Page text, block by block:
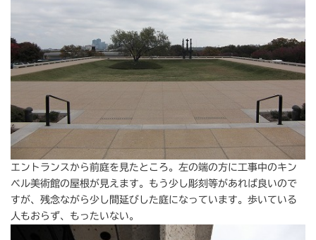
エントランスから前庭を見たところ。左の端の方に工事中のキン
ベル美術館の屋根が見えます。もう少し彫刻等があれば良いので
すが、残念ながら少し間延びした庭になっています。歩いている
人もおらず、もったいない。